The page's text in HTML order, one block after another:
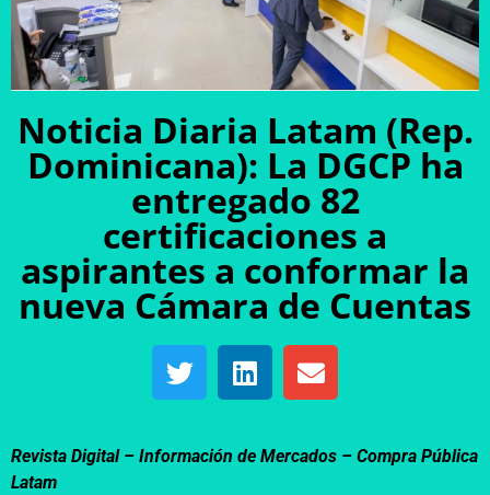
Noticia Diaria Latam (Rep.
Dominicana): La DGCP ha
entregado 82
certificaciones a
aspirantes a conformar la
nueva Cámara de Cuentas
Revista Digital – Información de Mercados – Compra Pública
Latam